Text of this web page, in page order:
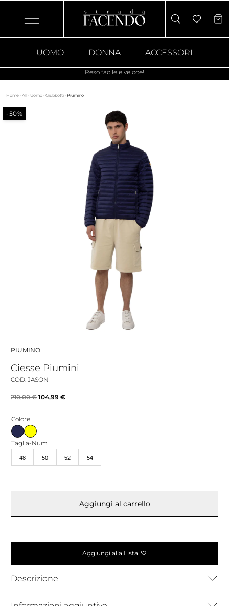
UOMO DONNA ACCESSORI
Reso facile e veloce!
Home · All · Uomo · Giubbotti · Piumino
-50%
PIUMINO
Ciesse Piumini
COD: JASON
210,00€ Il
era:
210,00 €.
104,99 €Il
104,99 €.
Colore
Taglia-Num
48 50 52 54
Aggiungi al carrello
Aggiungi alla Lista
Descrizione